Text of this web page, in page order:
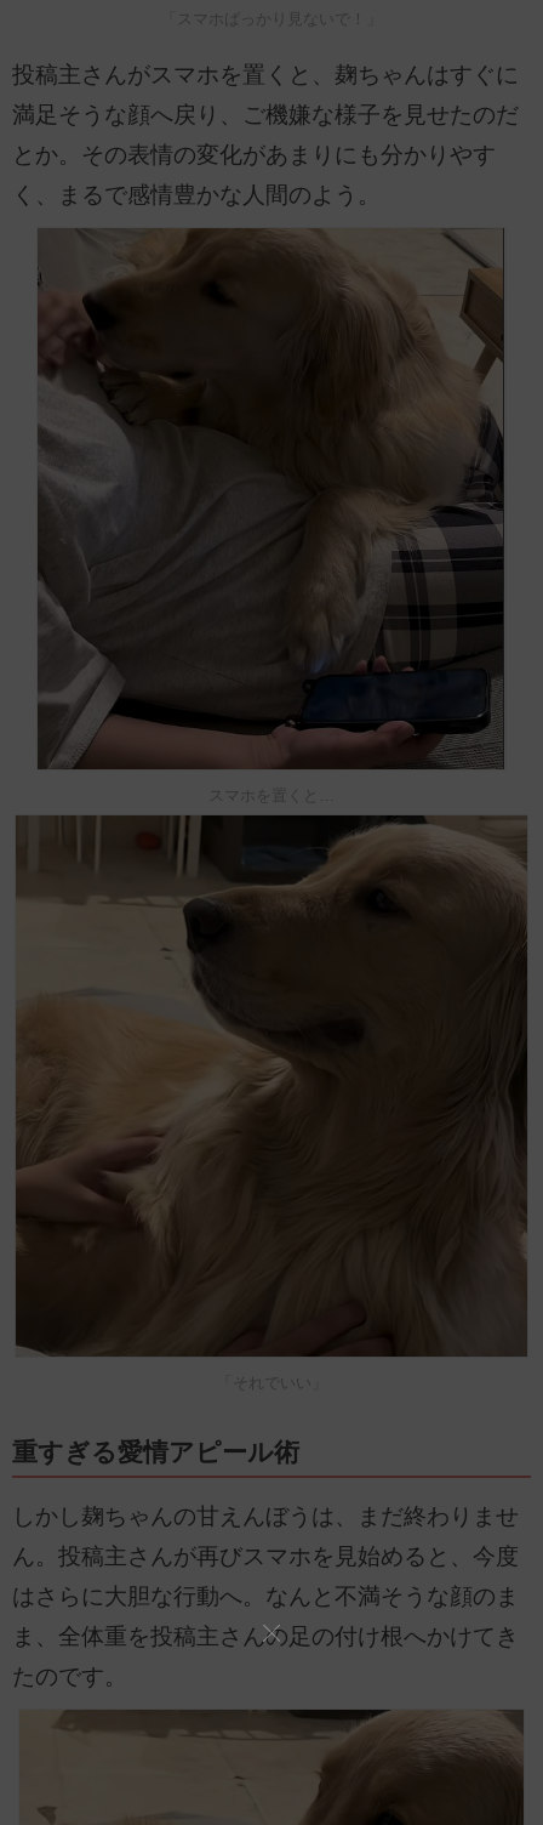
「スマホばっかり見ないで！」
投稿主さんがスマホを置くと、麹ちゃんはすぐに
満足そうな顔へ戻り、ご機嫌な様子を見せたのだ
とか。その表情の変化があまりにも分かりやす
く、まるで感情豊かな人間のよう。
スマホを置くと…
「それでいい」
重すぎる愛情アピール術
しかし麹ちゃんの甘えんぼうは、まだ終わりませ
ん。投稿主さんが再びスマホを見始めると、今度
はさらに大胆な行動へ。なんと不満そうな顔のま
ま、全体重を投稿主さんの足の付け根へかけてき
たのです。